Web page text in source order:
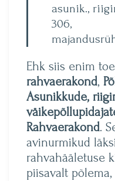
asunik.,
306,
Ehk siis enim
rahvaerakond,
Asunikkude,
Rahvaerakond.
avinurmikud
rahvahääletuse
piisavalt